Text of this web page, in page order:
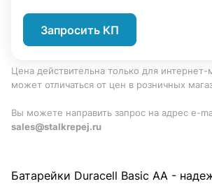
Запросить КП
Цена действительна только для интернет-
может отличаться от цен в розничных
Вы можете направить запрос на адрес e-
sales@stalkrepej.ru
Батарейки Duracell Basic АА -